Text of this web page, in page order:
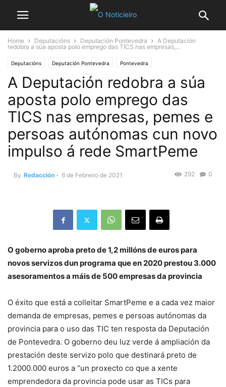
Home Deputacións Deputación Pontevedra
A Deputación
redobra a súa aposta polo emprego das TICS nas empresas,...
Deputacións Deputación Pontevedra Pontevedra
A Deputación redobra a súa
aposta polo emprego das
TICS nas empresas, pemes e
persoas autónomas cun novo
impulso á rede SmartPeme
By Redacción - 6 de Febreiro de 2021 0
292
O goberno aproba preto de 1,2 millóns de euros para
novos servizos dun programa que en 2020 prestou 3.000
asesoramentos a máis de 500 empresas da provincia
O éxito que está a colleitar SmartPeme e a cada vez maior
demanda de empresas, pemes e persoas autónomas da
provincia para o uso das TIC ten resposta da Deputación
de Pontevedra. O goberno deu luz verde á ampliación da
prestación deste servizo polo que destinará preto de
1.2000.000 euros a “un proxecto co que a xente
emprendedora da provincia pode usar as TICs para